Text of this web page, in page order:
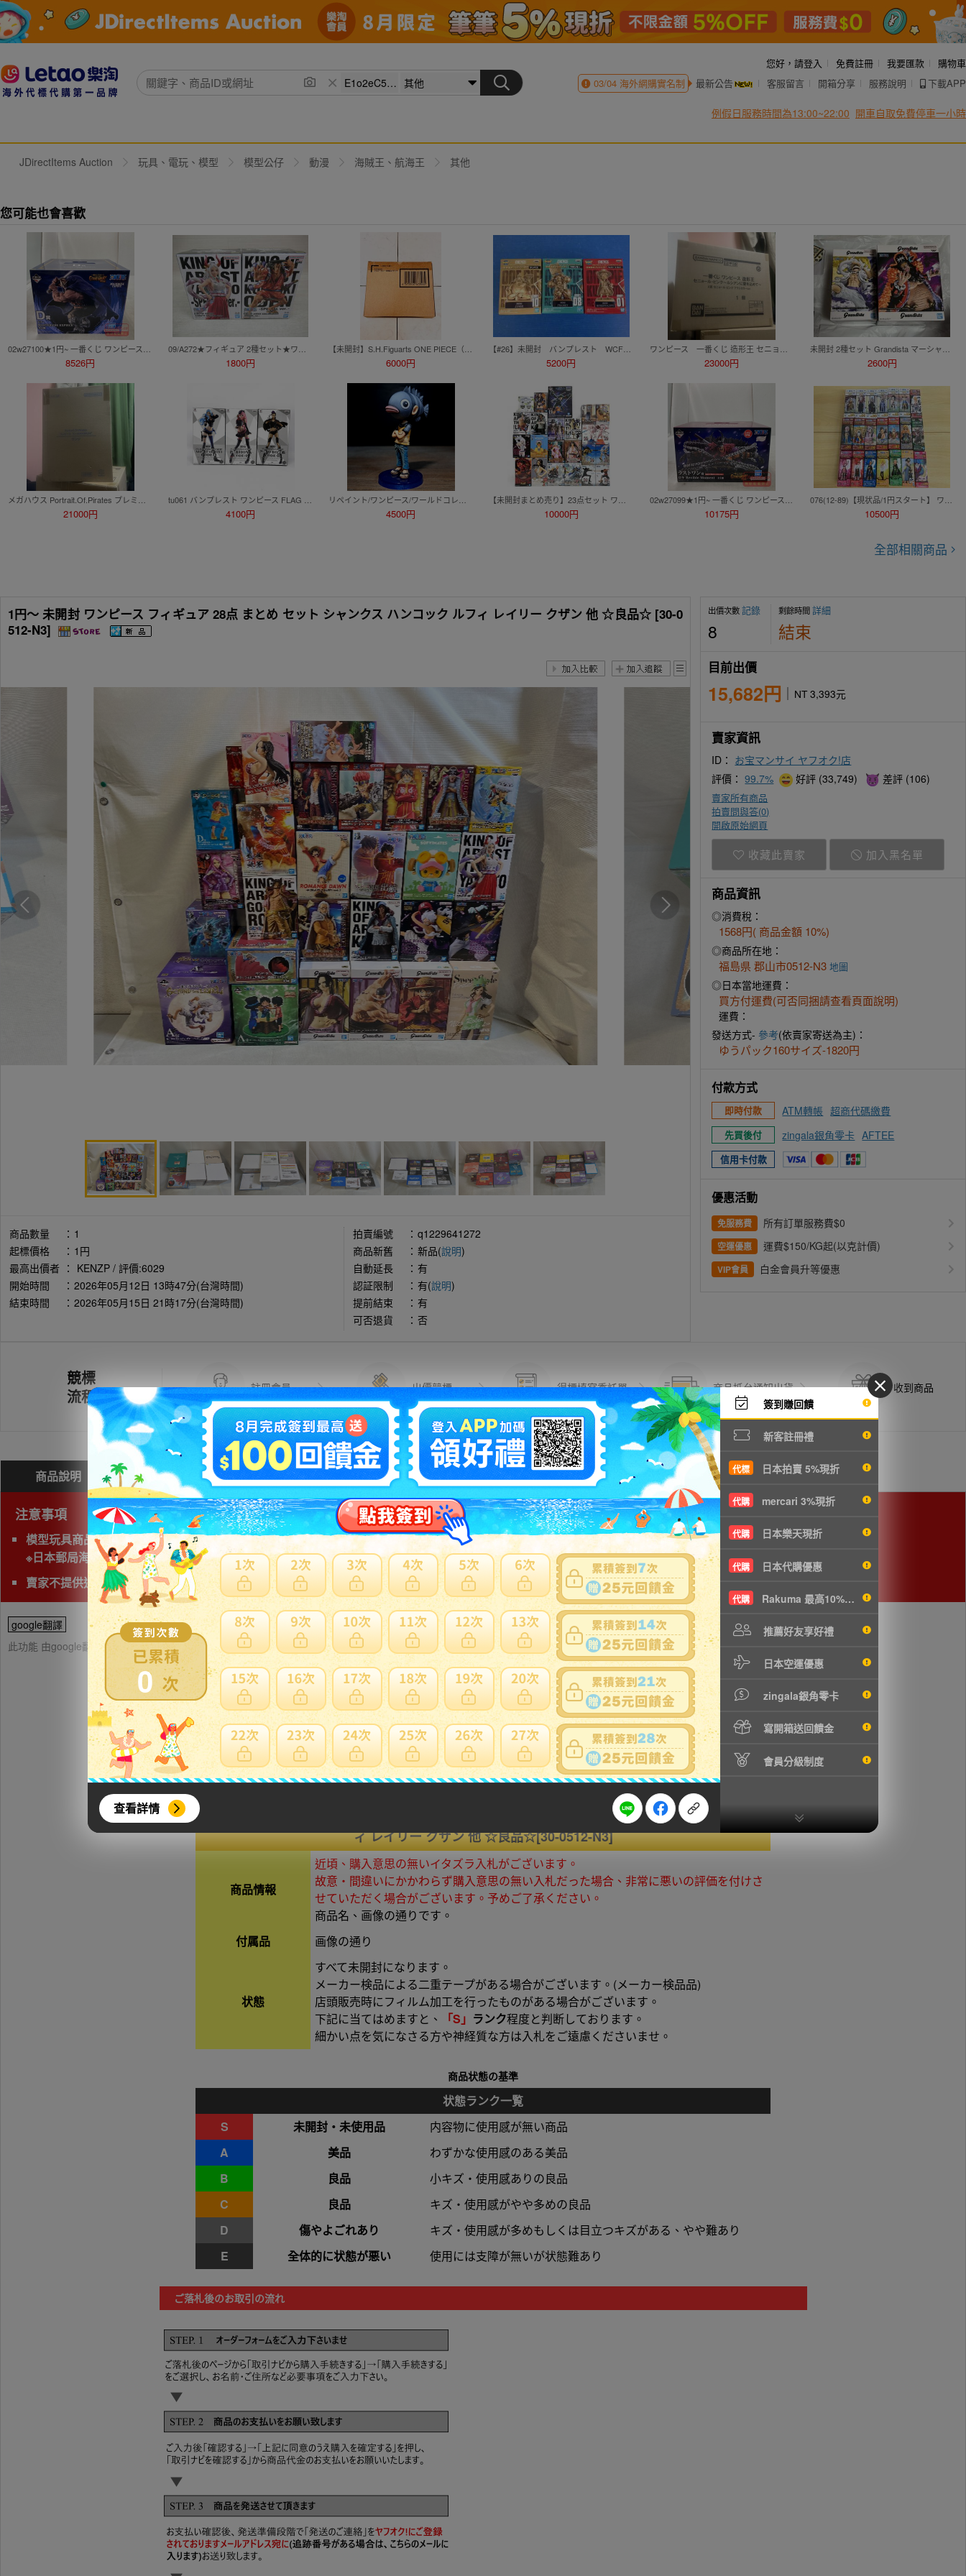
0
查看詳情
簽到賺回饋
新客註冊禮
代標 日本拍賣 5%現折
代購 mercari 3%現折
代購 日本樂天現折
代購 日本代購優惠
代購 Rakuma 最高10%現折
推薦好友享好禮
日本空運優惠
zingala銀角零卡
寫開箱送回饋金
會員分級制度
您好， 請登入 免費註冊 我要匯款
購物車
03/04海外網購實名制 最新公告 客服留言 開箱分享 服務說明 下載APP
例假日服務時間為13:00~22:00 開車自取免費停車一小時
JDirectItems Auction 玩具、電玩、模型 模型公仔 動漫 海賊王、航海王 其他
您可能也會喜歡
8526円 1800円 6000円 5200円 23000円 2600円
21000円 4100円 4500円 10000円 10175円 10500円
全部相關商品
1円～ 未開封 ワンピース フィギュア 28点 まとめ セット シャンクス ハンコック ルフィ レイリー クザン 他 ☆良品☆ [30-0
512-N3]
商品數量 ： 1
起標價格
： 1円
最高出價者 ： KENZP / 評價:6029
開始時間
： 2026年05月12日 13時47分(台灣時間)
結束時間
： 2026年05月15日 21時17分(台灣時間)
拍賣編號 ： q1229641272
商品新舊
： 新品(說明)
自動延長
： 有
認証限制
： 有(說明)
提前結束
： 有
可否退貨
： 否
出價次數記錄
8
剩餘時間詳細
結束
目前出價
15,682円 NT 3,393元
賣家資訊
ID： お宝マンサイ ヤフオク!店
評價：99.7% 好評 (33,749) 差評 (106)
賣家所有商品
拍賣問與答(0)
開啟原始網頁
收藏此賣家 加入黑名單
商品資訊
◎消費稅：
1568円( 商品金額 10%)
◎商品所在地：
福島県 郡山市0512-N3 地圖
◎日本當地運費：
買方付運費(可否同捆請查看頁面說明)
運費：
發送方式- 參考(依賣家寄送為主)：
ゆうパック160サイズ-1820円
付款方式
即時付款 ATM轉帳 超商代碼繳費
先買後付 zingala銀角零卡 AFTEE
信用卡付款
優惠活動
免服務費 所有訂單服務費$0
空運優惠 運費$150/KG起(以克計價)
VIP會員 白金會員升等優惠
競標
流程
註冊會員 出價競標 得標填寫委託單 商品抵台通知出貨 收到商品
商品說明 問與答( 費用試算 問題商品反映流程
注意事項
模型玩具商品無法使用海運運送，空運會產生材積費用，可使用日本郵局海運直送。貼心提醒：商品外箱三邊總合低於75cm以下，使用空運會較划算。
※日本郵局海運直送抵台時間通常超過三週以上，無法與賣家反應商品疑慮、功能異常...等
賣家不提供退貨賠償等責任
google翻譯
此功能 由google翻譯提供參考，樂淘不保證翻譯內容之正確性，詳細問題說明請使用商品問與答
※4月29日以降に出品している商品は送料に変更がございます。
詳しくは商品ページ下部の送料一覧よりご確認下さいませ。
定形外郵便は「休日配達休止」となりました。
その為、配送途中で土日及び祝日を挟みますと商品到着が遅れてしまいます。
詳しくは郵便局様のHPをご覧下さいませ。
【商品名】1円～ 未開封 ワンピース フィギュア 28点 まとめ セット シャンクス ハンコック ルフ
ィ レイリー クザン 他 ☆良品☆[30-0512-N3]
商品情報
近頃、購入意思の無いイタズラ入札がございます。
故意・間違いにかかわらず購入意思の無い入札だった場合、非常に悪いの評価を付けさ
せていただく場合がございます。予めご了承ください。
商品名、画像の通りです。
付属品
画像の通り
状態
すべて未開封になります。
メーカー検品による二重テープがある場合がございます。(メーカー検品品)
店頭販売時にフィルム加工を行ったものがある場合がございます。
下記に当てはめますと、
「S」 ランク程度と判断しております。
細かい点を気になさる方や神経質な方は入札をご遠慮くださいませ。
商品状態の基準
状態ランク一覧
S
未開封・未使用品
内容物に使用感が無い商品
A
美品
わずかな使用感のある美品
B
良品
小キズ・使用感ありの良品
C
良品
キズ・使用感がやや多めの良品
D
傷やよごれあり
キズ・使用感が多めもしくは目立つキズがある、やや難あり
E
全体的に状態が悪い 使用には支障が無いが状態難あり
ご落札後のお取引の流れ